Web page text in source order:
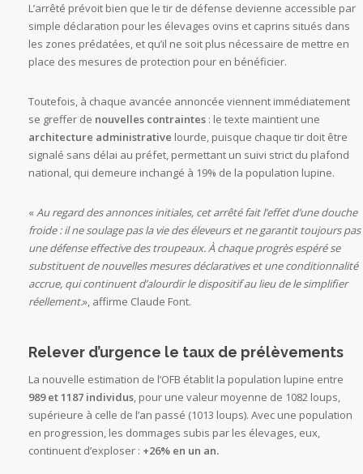
L’arrêté prévoit bien que le tir de défense devienne accessible par
simple déclaration pour les élevages ovins et caprins situés dans
les zones prédatées, et qu’il ne soit plus nécessaire de mettre en
place des mesures de protection pour en bénéficier.
Toutefois, à chaque avancée annoncée viennent immédiatement
se greffer de nouvelles contraintes : le texte maintient une
architecture administrative lourde, puisque chaque tir doit être
signalé sans délai au préfet, permettant un suivi strict du plafond
national, qui demeure inchangé à 19% de la population lupine.
«Au regard des annonces initiales, cet arrêté fait l’effet d’une douche
froide : il ne soulage pas la vie des éleveurs et ne garantit toujours pas
une défense effective des troupeaux. À chaque progrès espéré se
substituent de nouvelles mesures déclaratives et une conditionnalité
accrue, qui continuent d’alourdir le dispositif au lieu de le simplifier
réellement.», affirme Claude Font.
Relever d’urgence le taux de prélèvements
La nouvelle estimation de l’OFB établit la population lupine entre
989 et 1187 individus, pour une valeur moyenne de 1082 loups,
supérieure à celle de l’an passé (1013 loups). Avec une population
en progression, les dommages subis par les élevages, eux,
continuent d’exploser : +26% en un an.